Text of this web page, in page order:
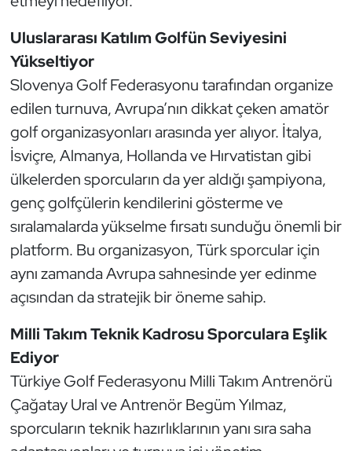
Uluslararası Katılım Golfün Seviyesini
Yükseltiyor
Slovenya Golf Federasyonu tarafından organize
edilen turnuva, Avrupa’nın dikkat çeken amatör
golf organizasyonları arasında yer alıyor. İtalya,
İsviçre, Almanya, Hollanda ve Hırvatistan gibi
ülkelerden sporcuların da yer aldığı şampiyona,
genç golfçülerin kendilerini gösterme ve
sıralamalarda yükselme fırsatı sunduğu önemli bir
platform. Bu organizasyon, Türk sporcular için
aynı zamanda Avrupa sahnesinde yer edinme
açısından da stratejik bir öneme sahip.
Milli Takım Teknik Kadrosu Sporculara Eşlik
Ediyor
Türkiye Golf Federasyonu Milli Takım Antrenörü
Çağatay Ural ve Antrenör Begüm Yılmaz,
sporcuların teknik hazırlıklarının yanı sıra saha
Okçuluk
Optimist
Oryantiring
Özel Sporcular
Paralimpik
Ragbi
Satranç
Sualtı Sporları
Tekvando